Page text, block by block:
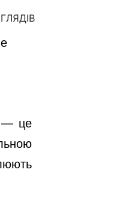
— це